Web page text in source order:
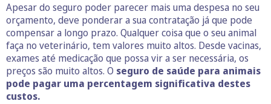
Apesar do seguro poder parecer mais uma despesa no seu
orçamento, deve ponderar a sua contratação já que pode
compensar a longo prazo. Qualquer coisa que o seu animal
faça no veterinário, tem valores muito altos. Desde vacinas,
exames até medicação que possa vir a ser necessária, os
preços são muito altos. O seguro de saúde para animais
pode pagar uma percentagem significativa destes
custos.